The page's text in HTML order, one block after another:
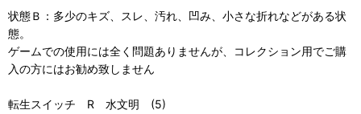
状態Ｂ：多少のキズ、スレ、汚れ、凹み、小さな折れなどがある状
態。
ゲームでの使用には全く問題ありませんが、コレクション用でご購
入の方にはお勧め致しません
転生スイッチ R 水文明 (5)